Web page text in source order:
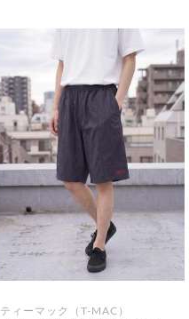
ティーマック（T-MAC）